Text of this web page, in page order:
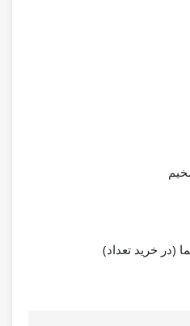
(در خرید تعداد)